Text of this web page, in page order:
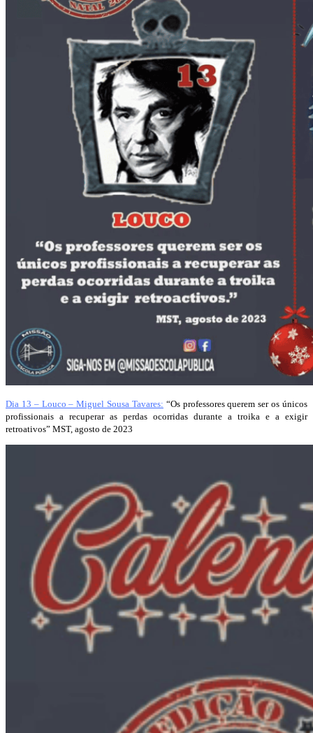
Dia 13 – Louco – Miguel Sousa Tavares: “Os professores querem ser os únicos
profissionais a recuperar as perdas ocorridas durante a troika e a exigir
retroativos” MST, agosto de 2023